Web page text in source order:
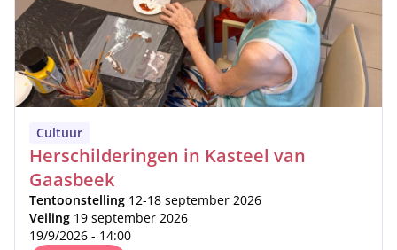
Cultuur
Herschilderingen in Kasteel van
Gaasbeek
Tentoonstelling 12-18 september 2026
Veiling 19 september 2026
19/9/2026 - 14:00